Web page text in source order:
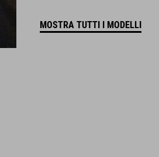
MOSTRA TUTTI I MODELLI